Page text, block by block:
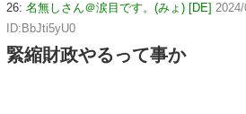
26: 名無しさん＠涙目です。(みょ) [DE]
ID:BbJti5yU0
緊縮財政やるって事か